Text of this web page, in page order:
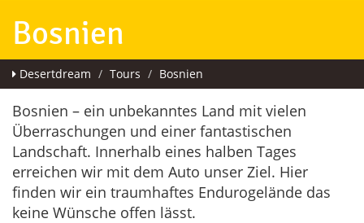
Bosnien
Desertdream Tours Bosnien
Bosnien – ein unbekanntes Land mit vielen
Überraschungen und einer fantastischen
Landschaft. Innerhalb eines halben Tages
erreichen wir mit dem Auto unser Ziel. Hier
finden wir ein traumhaftes Endurogelände das
keine Wünsche offen lässt.